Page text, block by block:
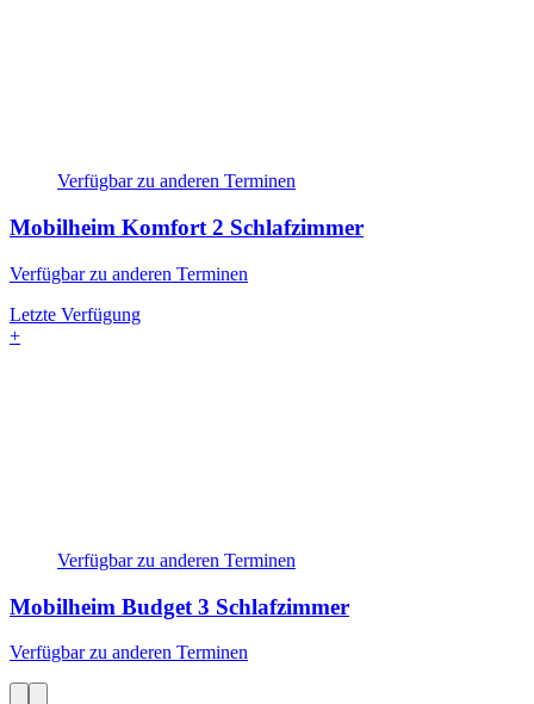
Verfügbar zu anderen Terminen
Mobilheim Komfort 2 Schlafzimmer
Verfügbar zu anderen Terminen
Letzte Verfügung
+
Verfügbar zu anderen Terminen
Mobilheim Budget 3 Schlafzimmer
Verfügbar zu anderen Terminen